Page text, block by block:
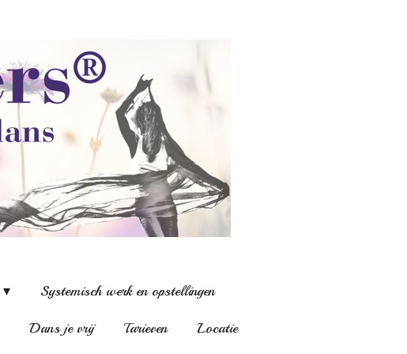
Systemisch werk en opstellingen
Dans je vrij Tarieven Locatie